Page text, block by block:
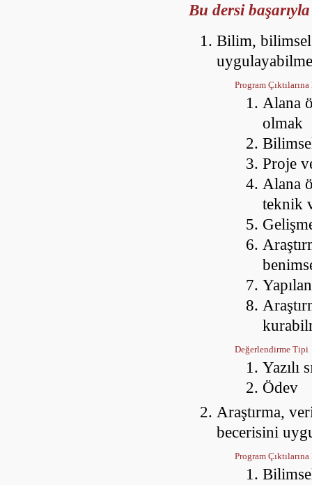
Bu dersi
Bilim, bilimsel
uygulayabilme
Program Çıktılarına
Alana
olmak
Proje
Alana
teknik
Değerlendirme Tipi
Yazılı
Ödev
Araştırma,
becerisini
Program Çıktılarına